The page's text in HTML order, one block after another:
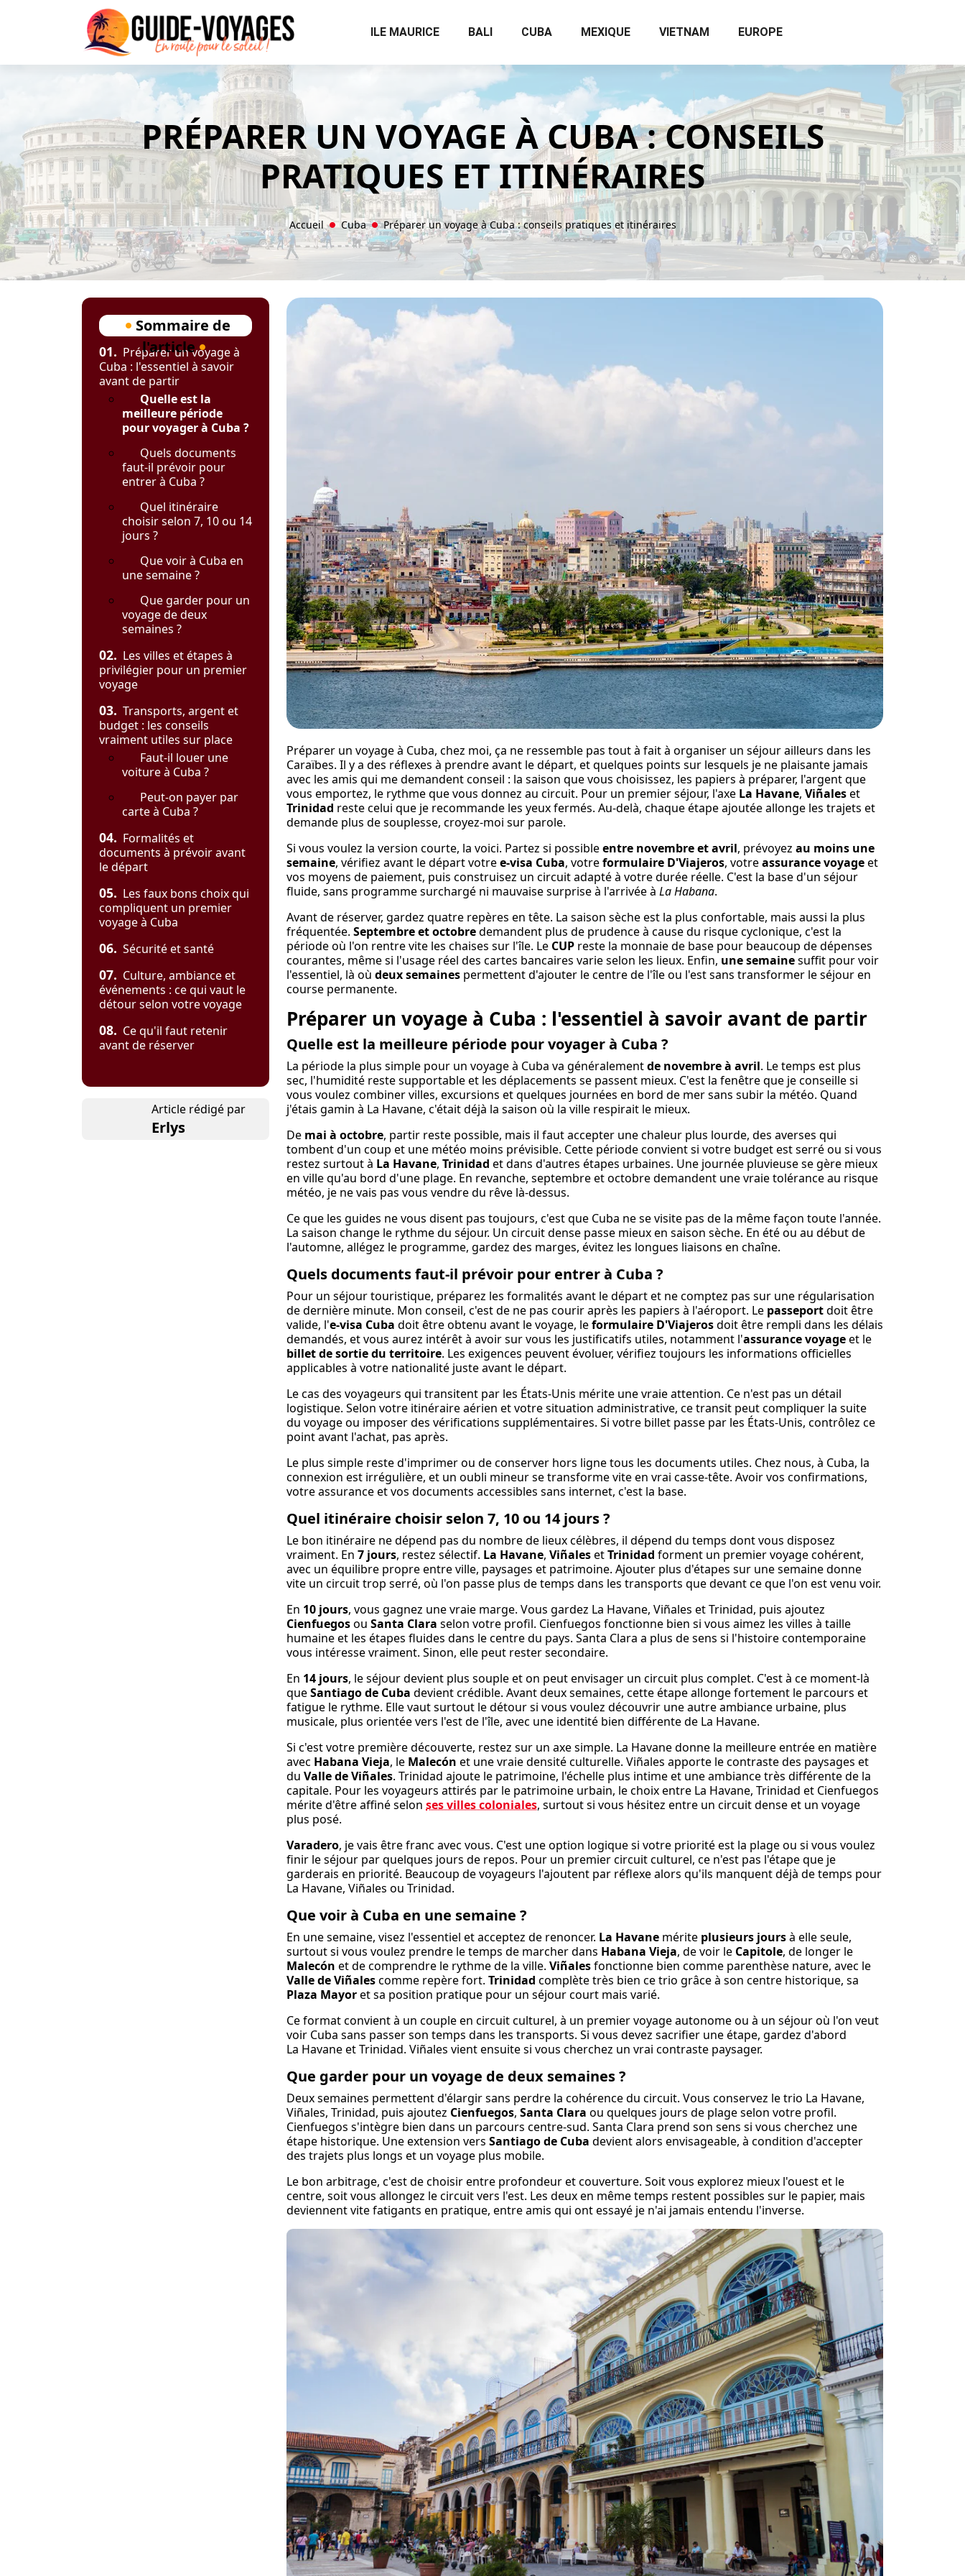
ILE MAURICE BALI CUBA MEXIQUE VIETNAM EUROPE
PRÉPARER UN VOYAGE À CUBA : CONSEILS
PRATIQUES ET ITINÉRAIRES
Accueil Cuba Préparer un voyage à Cuba : conseils pratiques et itinéraires
Préparer un voyage à Cuba, chez moi, ça ne ressemble pas tout à fait à organiser un séjour ailleurs dans les
Caraïbes. Il y a des réflexes à prendre avant le départ, et quelques points sur lesquels je ne plaisante jamais
avec les amis qui me demandent conseil : la saison que vous choisissez, les papiers à préparer, l'argent que
vous emportez, le rythme que vous donnez au circuit. Pour un premier séjour, l'axe La Havane, Viñaleset
Trinidad reste celui que je recommande les yeux fermés. Au-delà, chaque étape ajoutée allonge les trajets et
demande plus de souplesse, croyez-moi sur parole.
Si vous voulez la version courte, la voici. Partez si possibleentre novembre et avril, prévoyez au moins une
semaine, vérifiez avant le départ votree-visa Cuba, votreformulaire D'Viajeros, votreassurance voyageet
vos moyens de paiement, puis construisez un circuit adapté à votre durée réelle. C'est la base d'un séjour
fluide, sans programme surchargé ni mauvaise surprise à l'arrivée à La Habana.
Avant de réserver, gardez quatre repères en tête. La saison sèche est la plus confortable, mais aussi la plus
fréquentée. Septembre et octobredemandent plus de prudence à cause du risque cyclonique, c'est la
période où l'on rentre vite les chaises sur l'île. Le CUP reste la monnaie de base pour beaucoup de dépenses
courantes, même si l'usage réel des cartes bancaires varie selon les lieux. Enfin, une semainesuffit pour voir
l'essentiel, là où deux semaines permettent d'ajouter le centre de l'île ou l'est sans transformer le séjour en
course permanente.
Préparer un voyage à Cuba : l'essentiel à savoir avant de partir
Quelle est la meilleure période pour voyager à Cuba ?
La période la plus simple pour un voyage à Cuba va généralementde novembre à avril. Le temps est plus
sec, l'humidité reste supportable et les déplacements se passent mieux. C'est la fenêtre que je conseille si
vous voulez combiner villes, excursions et quelques journées en bord de mer sans subir la météo. Quand
j'étais gamin à La Havane, c'était déjà la saison où la ville respirait le mieux.
De mai à octobre, partir reste possible, mais il faut accepter une chaleur plus lourde, des averses qui
tombent d'un coup et une météo moins prévisible. Cette période convient si votre budget est serré ou si vous
restez surtout à La Havane, Trinidad et dans d'autres étapes urbaines. Une journée pluvieuse se gère mieux
en ville qu'au bord d'une plage. En revanche, septembre et octobre demandent une vraie tolérance au risque
météo, je ne vais pas vous vendre du rêve là-dessus.
Ce que les guides ne vous disent pas toujours, c'est que Cuba ne se visite pas de la même façon toute l'année.
La saison change le rythme du séjour. Un circuit dense passe mieux en saison sèche. En été ou au début de
l'automne, allégez le programme, gardez des marges, évitez les longues liaisons en chaîne.
Quels documents faut-il prévoir pour entrer à Cuba ?
Pour un séjour touristique, préparez les formalités avant le départ et ne comptez pas sur une régularisation
de dernière minute. Mon conseil, c'est de ne pas courir après les papiers à l'aéroport. Le passeportdoit être
valide, l'e-visa Cuba doit être obtenu avant le voyage, leformulaire D'Viajerosdoit être rempli dans les délais
demandés, et vous aurez intérêt à avoir sur vous les justificatifs utiles, notamment l'assurance voyageet le
billet de sortie du territoire. Les exigences peuvent évoluer, vérifiez toujours les informations officielles
applicables à votre nationalité juste avant le départ.
Le cas des voyageurs qui transitent par les États-Unis mérite une vraie attention. Ce n'est pas un détail
logistique. Selon votre itinéraire aérien et votre situation administrative, ce transit peut compliquer la suite
du voyage ou imposer des vérifications supplémentaires. Si votre billet passe par les États-Unis, contrôlez ce
point avant l'achat, pas après.
Le plus simple reste d'imprimer ou de conserver hors ligne tous les documents utiles. Chez nous, à Cuba, la
connexion est irrégulière, et un oubli mineur se transforme vite en vrai casse-tête. Avoir vos confirmations,
votre assurance et vos documents accessibles sans internet, c'est la base.
Quel itinéraire choisir selon 7, 10 ou 14 jours ?
Le bon itinéraire ne dépend pas du nombre de lieux célèbres, il dépend du temps dont vous disposez
vraiment. En 7 jours, restez sélectif. La Havane, ViñalesetTrinidad forment un premier voyage cohérent,
avec un équilibre propre entre ville, paysages et patrimoine. Ajouter plus d'étapes sur une semaine donne
vite un circuit trop serré, où l'on passe plus de temps dans les transports que devant ce que l'on est venu voir.
En 10 jours, vous gagnez une vraie marge. Vous gardez La Havane, Viñales et Trinidad, puis ajoutez
Cienfuegosou Santa Clara selon votre profil. Cienfuegos fonctionne bien si vous aimez les villes à taille
humaine et les étapes fluides dans le centre du pays. Santa Clara a plus de sens si l'histoire contemporaine
vous intéresse vraiment. Sinon, elle peut rester secondaire.
En 14 jours, le séjour devient plus souple et on peut envisager un circuit plus complet. C'est à ce moment-là
queSantiago de Cuba devient crédible. Avant deux semaines, cette étape allonge fortement le parcours et
fatigue le rythme. Elle vaut surtout le détour si vous voulez découvrir une autre ambiance urbaine, plus
musicale, plus orientée vers l'est de l'île, avec une identité bien différente de La Havane.
Si c'est votre première découverte, restez sur un axe simple. La Havane donne la meilleure entrée en matière
avec Habana Vieja, le Malecón et une vraie densité culturelle. Viñales apporte le contraste des paysages et
du Valle de Viñales. Trinidad ajoute le patrimoine, l'échelle plus intime et une ambiance très différente de la
capitale. Pour les voyageurs attirés par le patrimoine urbain, le choix entre La Havane, Trinidad et Cienfuegos
mérite d'être affiné selon ses villes coloniales, surtout si vous hésitez entre un circuit dense et un voyage
plus posé.
Varadero, je vais être franc avec vous. C'est une option logique si votre priorité est la plage ou si vous voulez
finir le séjour par quelques jours de repos. Pour un premier circuit culturel, ce n'est pas l'étape que je
garderais en priorité. Beaucoup de voyageurs l'ajoutent par réflexe alors qu'ils manquent déjà de temps pour
La Havane, Viñales ou Trinidad.
Que voir à Cuba en une semaine ?
En une semaine, visez l'essentiel et acceptez de renoncer. La Havane mérite plusieurs joursà elle seule,
surtout si vous voulez prendre le temps de marcher dans Habana Vieja, de voir le Capitole, de longer le
Malecón et de comprendre le rythme de la ville. Viñalesfonctionne bien comme parenthèse nature, avec le
Valle de Viñalescomme repère fort. Trinidad complète très bien ce trio grâce à son centre historique, sa
Plaza Mayoret sa position pratique pour un séjour court mais varié.
Ce format convient à un couple en circuit culturel, à un premier voyage autonome ou à un séjour où l'on veut
voir Cuba sans passer son temps dans les transports. Si vous devez sacrifier une étape, gardez d'abord
La Havane et Trinidad. Viñales vient ensuite si vous cherchez un vrai contraste paysager.
Que garder pour un voyage de deux semaines ?
Deux semaines permettent d'élargir sans perdre la cohérence du circuit. Vous conservez le trio La Havane,
Viñales, Trinidad, puis ajoutez Cienfuegos, Santa Clara ou quelques jours de plage selon votre profil.
Cienfuegos s'intègre bien dans un parcours centre-sud. Santa Clara prend son sens si vous cherchez une
étape historique. Une extension vers Santiago de Cuba devient alors envisageable, à condition d'accepter
des trajets plus longs et un voyage plus mobile.
Le bon arbitrage, c'est de choisir entre profondeur et couverture. Soit vous explorez mieux l'ouest et le
centre, soit vous allongez le circuit vers l'est. Les deux en même temps restent possibles sur le papier, mais
deviennent vite fatigants en pratique, entre amis qui ont essayé je n'ai jamais entendu l'inverse.
Sommaire de
l'article
01. Préparer un voyage à
Cuba : l'essentiel à savoir
avant de partir
Quelle est la
meilleure période
pour voyager à Cuba ?
Quels documents
faut-il prévoir pour
entrer à Cuba ?
Quel itinéraire
choisir selon 7, 10 ou 14
jours ?
Que voir à Cuba en
une semaine ?
Que garder pour un
voyage de deux
semaines ?
02. Les villes et étapes à
privilégier pour un premier
voyage
03. Transports, argent et
budget : les conseils
vraiment utiles sur place
Faut-il louer une
voiture à Cuba ?
Peut-on payer par
carte à Cuba ?
04. Formalités et
documents à prévoir avant
le départ
05. Les faux bons choix qui
compliquent un premier
voyage à Cuba
06. Sécurité et santé
07. Culture, ambiance et
événements : ce qui vaut le
détour selon votre voyage
08. Ce qu'il faut retenir
avant de réserver
Article rédigé par
Erlys